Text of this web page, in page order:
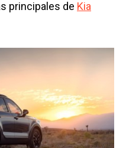
principales de Kia